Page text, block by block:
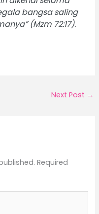
bangsa saling
(Mzm 72:17).
Next Post →
Required